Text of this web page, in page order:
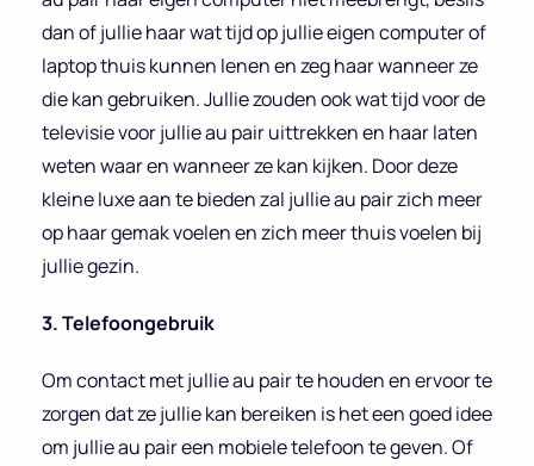
dan of jullie haar wat tijd op jullie eigen computer of
laptop thuis kunnen lenen en zeg haar wanneer ze
die kan gebruiken. Jullie zouden ook wat tijd voor de
televisie voor jullie au pair uittrekken en haar laten
weten waar en wanneer ze kan kijken. Door deze
kleine luxe aan te bieden zal jullie au pair zich meer
op haar gemak voelen en zich meer thuis voelen bij
jullie gezin.
3. Telefoongebruik
Om contact met jullie au pair te houden en ervoor te
zorgen dat ze jullie kan bereiken is het een goed idee
om jullie au pair een mobiele telefoon te geven. Of